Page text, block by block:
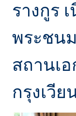
รางกูร
พระชน
สถานเ
กรุงเวีย